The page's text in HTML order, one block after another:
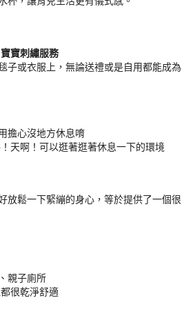
寶寶刺繡服務
子或衣服上，無論送禮或是自用都能成為
擔心沒地方休息唷
！天啊！可以逛著逛著休息一下的環境
放鬆一下緊繃的身心，等於提供了一個很
親子廁所
很乾淨舒適